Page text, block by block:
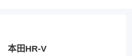
本田HR-V